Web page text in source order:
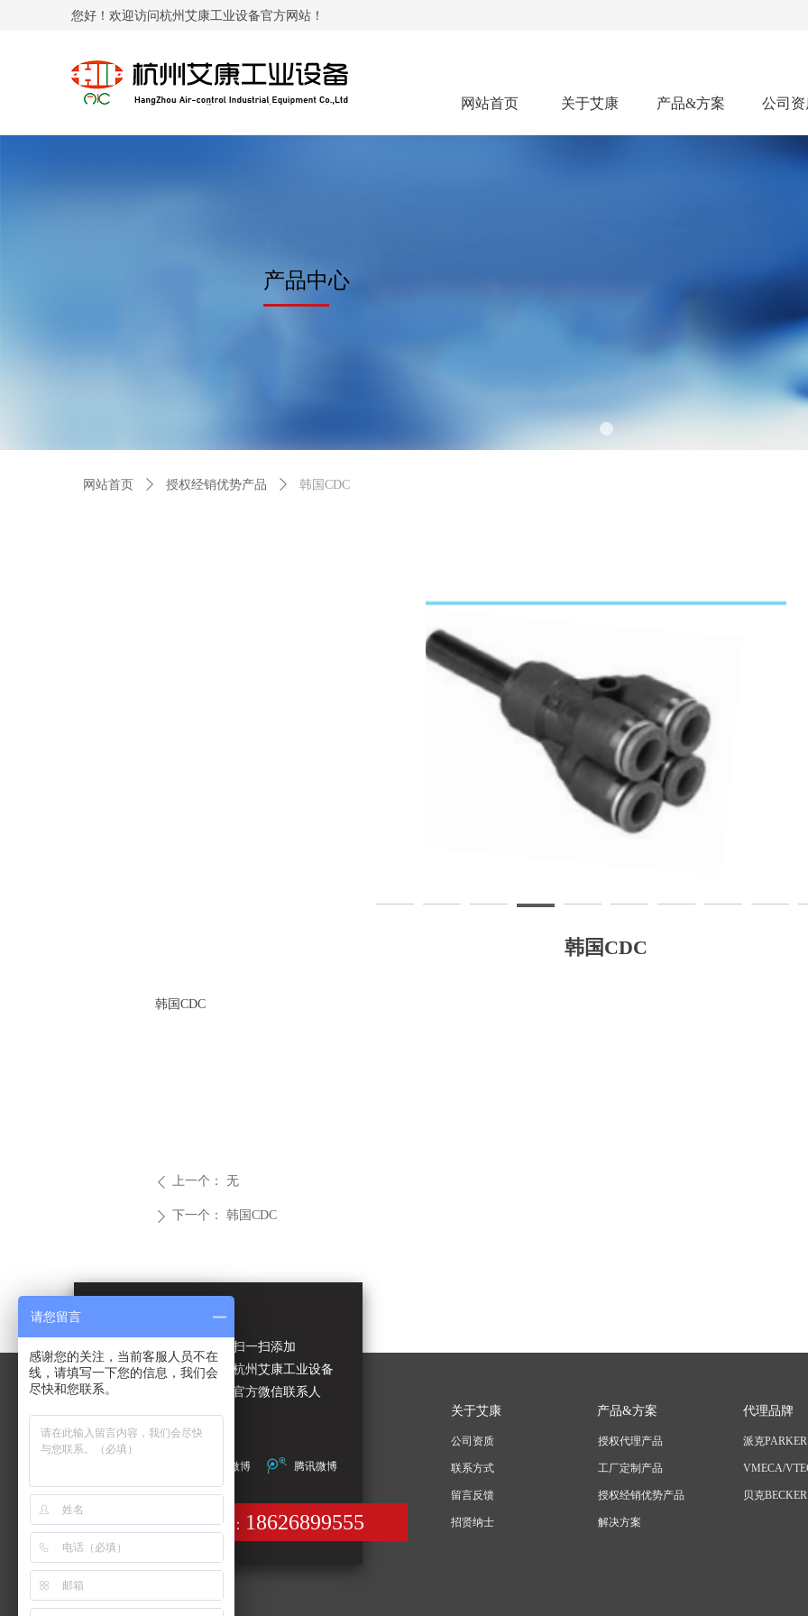
您好！欢迎访问杭州艾康工业设备官方网站！
网站首页 关于艾康 产品&方案 公司资
网站首页 ꄲ 授权经销优势产品 ꄲ 韩国CDC
韩国CDC
ꄴ 上一个： 无
ꄲ 下一个： 韩国CDC
韩国CDC
产品中心
腾讯微博
新浪微博
扫一扫添加
杭州艾康工业设备
官方微信联系人
24小时服务热线： 18626899555
公司资质
联系方式
留言反馈
招贤纳士
关于艾康
授权代理产品
工厂定制产品
授权经销优势产品
解决方案
产品&方案
派克PARKER
VMECA/
贝克BECKER
代理品牌
请您留言
感谢您的关注，当前客服人员不在
线，请填写一下您的信息，我们会
尽快和您联系。